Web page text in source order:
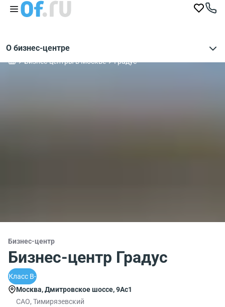
О бизнес-центре
Бизнес-центры в Москве Градус
Бизнес-центр
Бизнес-центр Градус
Класс B-
Москва, Дмитровское шоссе, 9Ас1
САО, Тимирязевский